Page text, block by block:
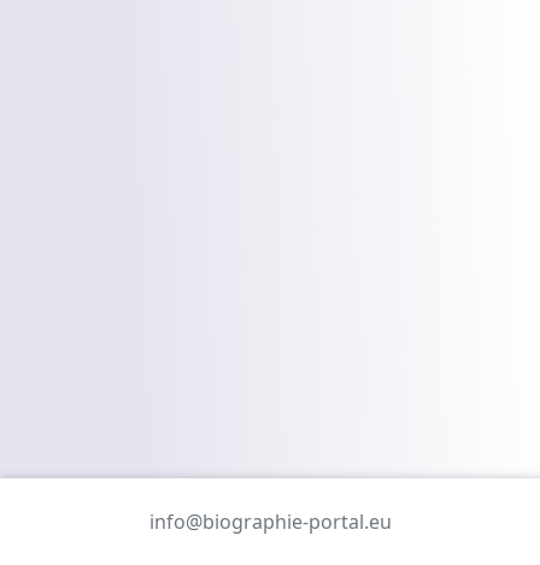
info@biographie-portal.eu